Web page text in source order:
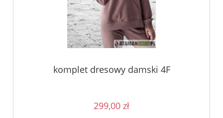
komplet dresowy damski 4F
299,00 zł